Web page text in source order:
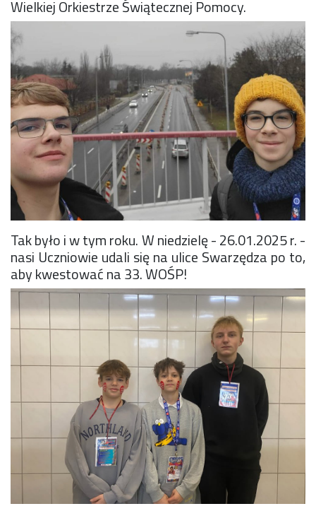
Konkurs klas
Konkurs "Złota Żaba"
Kontakty zagraniczne
Newsy
Obóz adaptacyjny
Polityka ochrony dzieci
Przewodniczący Rady Szkoły
Szkoła zimowa
Warsztaty interdyscyplinarne
Wykaz podręczników
Zajęcia pozalekcyjne
Aplikacje szkolne
Biblioteka szkolna
Classroom
Dokumenty szkolne
Dyżury Szkolne
Dziennik elektroniczny
Rekrutacja SP
Regulamin rekrutacji do SP
Informacja o teście z języka angielskiego
Stypendia naukowe
Plan nauczania klasa 7. i 8.
Wielkiej Orkiestrze Świątecznej Pomocy.
Tak było i w tym roku. W niedzielę - 26.01.2025 r. -
nasi Uczniowie udali się na ulice Swarzędza po to,
aby kwestować na 33. WOŚP! ️